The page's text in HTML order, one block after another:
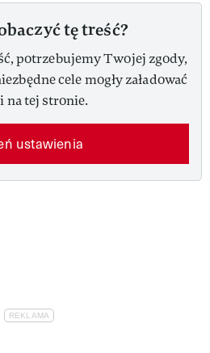
tę treść?
potrzebujemy Twojej zgody,
cele mogły załadować
na tej stronie.
ustawienia